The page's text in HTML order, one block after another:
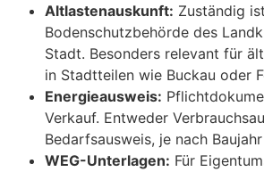
Altlastenauskunft: Zuständig
Bodenschutzbehörde des
Stadt. Besonders relevant für
in Stadtteilen wie Buckau oder
Energieausweis:
Verkauf. Entweder
Bedarfsausweis, je nach
WEG-Unterlagen: Für